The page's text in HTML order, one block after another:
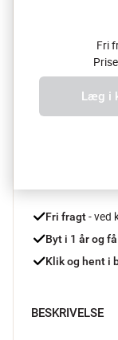
Fri
Læg i
Fri fragt - ved
Byt i 1 år og
Klik og hent i
BESKRIVELSE